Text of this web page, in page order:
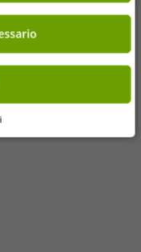
dei clienti per questo